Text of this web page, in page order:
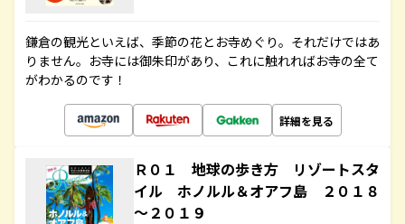
鎌倉の観光といえば、季節の花とお寺めぐり。それだけではあ
りません。お寺には御朱印があり、これに触れればお寺の全て
がわかるのです！
詳細を見る
Ｒ０１ 地球の歩き方 リゾートスタ
イル ホノルル＆オアフ島 ２０１８
～２０１９